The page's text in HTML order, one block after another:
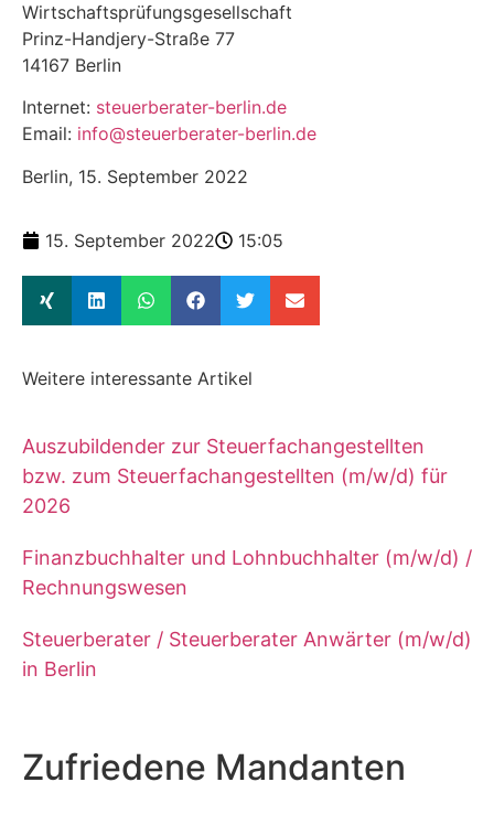
Wirtschaftsprüfungsgesellschaft
Prinz-Handjery-Straße 77
14167 Berlin
Internet: steuerberater-berlin.de
Email: info@steuerberater-berlin.de
Berlin, 15. September 2022
15. September 2022 15:05
Weitere interessante Artikel
Auszubildender zur Steuerfachangestellten
bzw. zum Steuerfachangestellten (m/w/d) für
2026
Finanzbuchhalter und Lohnbuchhalter (m/w/d) /
Rechnungswesen
Steuerberater / Steuerberater Anwärter (m/w/d)
in Berlin
Zufriedene Mandanten